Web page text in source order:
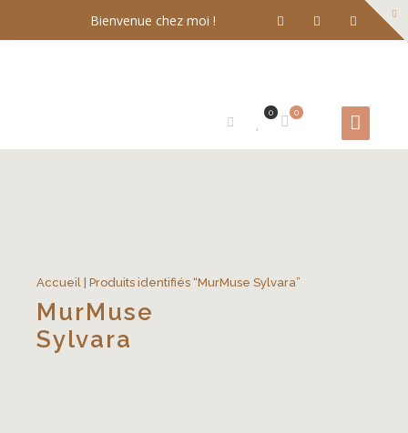
Bienvenue chez moi !
0
0
Accueil | Produits identifiés “MurMuse Sylvara”
MurMuse
Sylvara